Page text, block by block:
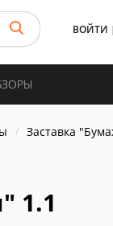
ВОЙТИ |
Заставка
1.1